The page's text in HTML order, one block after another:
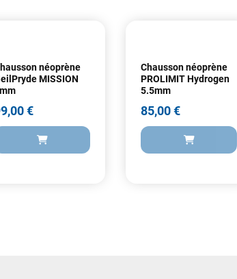
néoprène
MISSION
€
Chausson néoprène
PROLIMIT Hydrogen
5.5mm
85,00 €